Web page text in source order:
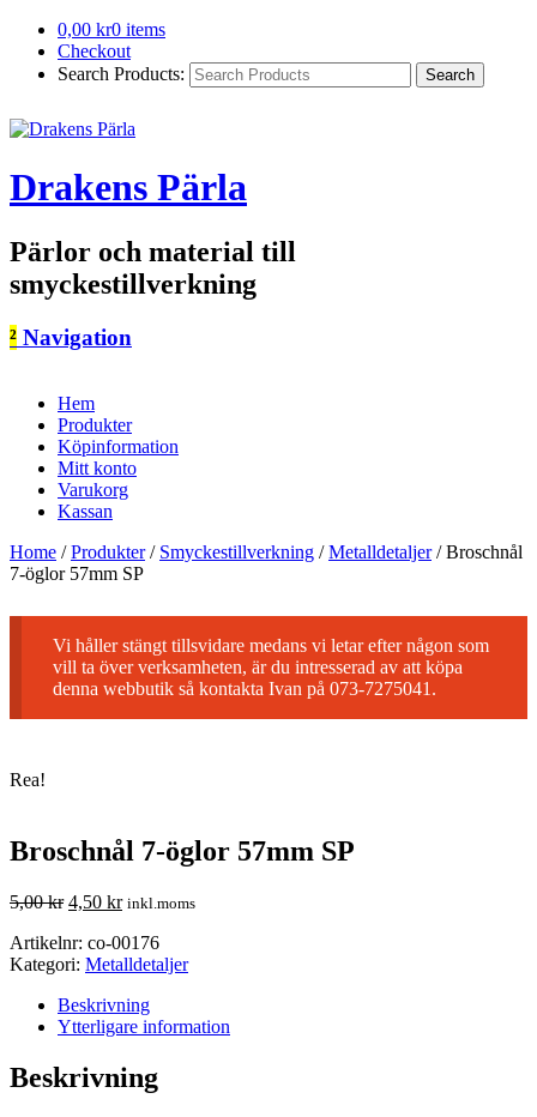
0,00 kr0 items
Checkout
Search Products:
Drakens Pärla
Pärlor och material till
smyckestillverkning
² Navigation
Hem
Produkter
Köpinformation
Mitt konto
Varukorg
Kassan
Home / Produkter / Smyckestillverkning / Metalldetaljer / Broschnål
7-öglor 57mm SP
Vi håller stängt tillsvidare medans vi letar efter någon som
vill ta över verksamheten, är du intresserad av att köpa
denna webbutik så kontakta Ivan på 073-7275041.
Rea!
Broschnål 7-öglor 57mm SP
5,00kr 4,50 kr inkl.moms
Artikelnr: co-00176
Kategori: Metalldetaljer
Beskrivning
Ytterligare information
Beskrivning